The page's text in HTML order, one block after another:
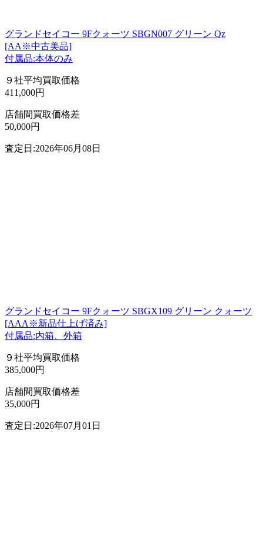
グランドセイコー 9Fクォーツ SBGN007 グリーン Qz
[AA※中古美品]
付属品:本体のみ
９社平均買取価格
411,000円
店舗間買取価格差
50,000円
査定日:2026年06月08日
グランドセイコー 9Fクォーツ SBGX109 グリーン クォーツ
[AAA※新品仕上げ済み]
付属品:内箱、外箱
９社平均買取価格
385,000円
店舗間買取価格差
35,000円
査定日:2026年07月01日